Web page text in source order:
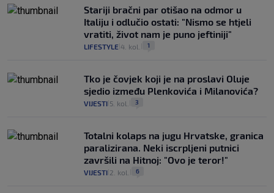
Stariji bračni par otišao na odmor u
Italiju i odlučio ostati: "Nismo se htjeli
vratiti, život nam je puno jeftiniji"
LIFESTYLE 4. kol. 1
Tko je čovjek koji je na proslavi Oluje
sjedio između Plenkovića i Milanovića?
VIJESTI 5. kol. 3
Totalni kolaps na jugu Hrvatske, granica
paralizirana. Neki iscrpljeni putnici
završili na Hitnoj: "Ovo je teror!"
VIJESTI 2. kol. 6